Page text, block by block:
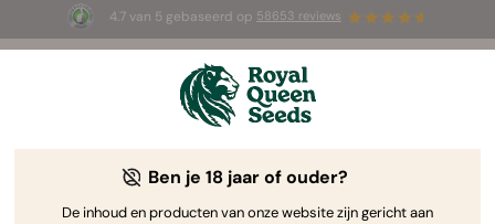
4.7 van 5 gebaseerd op 58653 reviews
☀️ Summer Sales: tot wel 50% korting
op geselecteerde producten! ⏤
The RQS Blog
Ben je 18 jaar of ouder?
De inhoud en producten van onze website zijn gericht aan